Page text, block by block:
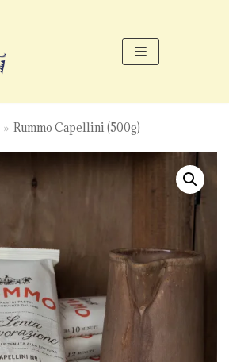
» Rummo Capellini (500g)